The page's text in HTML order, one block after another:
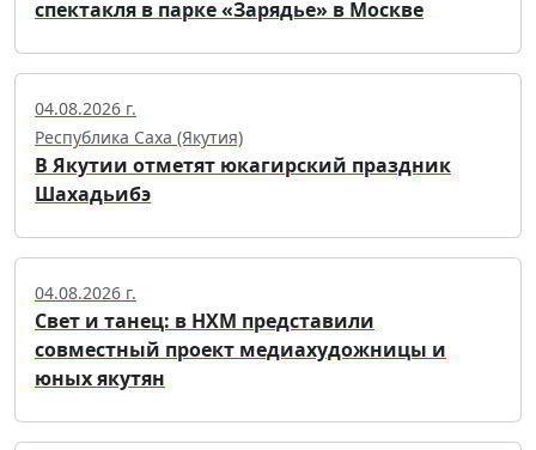
спектакля в парке «Зарядье» в Москве
04.08.2026 г.
Республика Саха (Якутия)
В Якутии отметят юкагирский праздник
Шахадьибэ
04.08.2026 г.
Свет и танец: в НХМ представили
совместный проект медиахудожницы и
юных якутян